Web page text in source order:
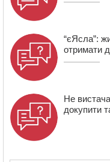
“єЯсла”:
отримати
Не
докупити